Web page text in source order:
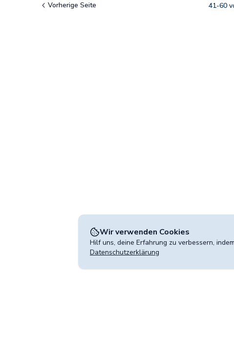
Vorherige Seite 41-60
Wir verwenden Cookies
Hilf uns, deine Erfahrung zu verbessern,
Datenschutzerklärung